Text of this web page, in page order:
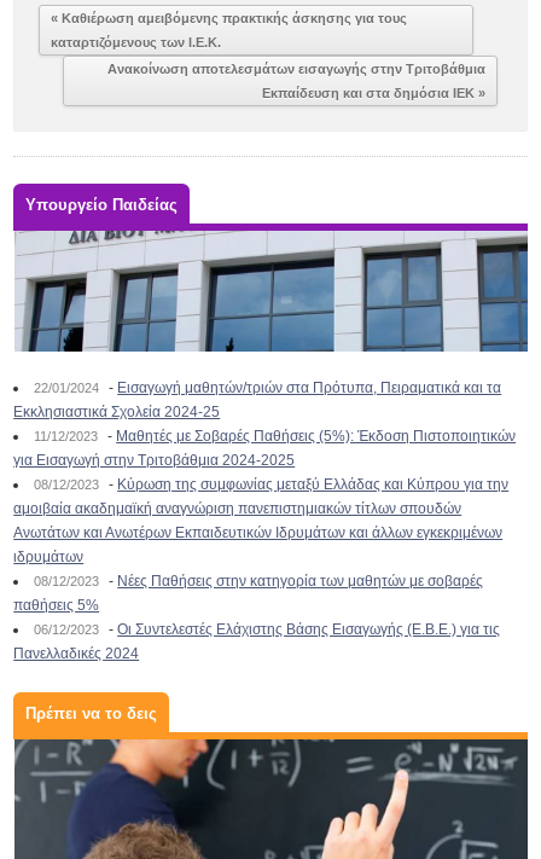
« Καθιέρωση αμειβόμενης πρακτικής άσκησης για τους
καταρτιζόμενους των Ι.Ε.Κ.
Ανακοίνωση αποτελεσμάτων εισαγωγής στην Τριτοβάθμια
Εκπαίδευση και στα δημόσια ΙΕΚ »
Υπουργείο Παιδείας
22/01/2024 - Εισαγωγή μαθητών/τριών στα Πρότυπα, Πειραματικά και τα
Εκκλησιαστικά Σχολεία 2024-25
11/12/2023 - Μαθητές με Σοβαρές Παθήσεις (5%): Έκδοση Πιστοποιητικών
για Εισαγωγή στην Τριτοβάθμια 2024-2025
08/12/2023 - Κύρωση της συμφωνίας μεταξύ Ελλάδας και Κύπρου για την
αμοιβαία ακαδημαϊκή αναγνώριση πανεπιστημιακών τίτλων σπουδών
Ανωτάτων και Ανωτέρων Εκπαιδευτικών Ιδρυμάτων και άλλων εγκεκριμένων
ιδρυμάτων
08/12/2023 - Νέες Παθήσεις στην κατηγορία των μαθητών με σοβαρές
παθήσεις 5%
06/12/2023 -Οι Συντελεστές Ελάχιστης Βάσης Εισαγωγής (Ε.Β.Ε.) για τις
Πανελλαδικές 2024
Πρέπει να το δεις